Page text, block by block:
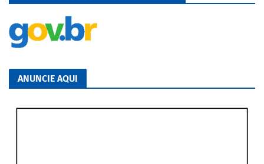
ANUNCIE AQUI